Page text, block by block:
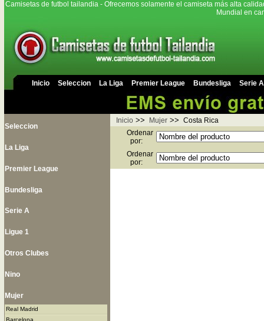
Camisetas de futbol tailandia - Ofrecemos solamente el camiseta más alta
Mundial en
Inicio Seleccion La Liga Premier League Bundesliga Serie A
Seleccion
La Liga
Premier League
Bundesliga
Serie A
Ligue 1
Otros Clubes
Nino
Mujer
Real Madrid
Barcelona
Inicio >> Mujer >> Costa Rica
Ordenar
por:
Ordenar
por: